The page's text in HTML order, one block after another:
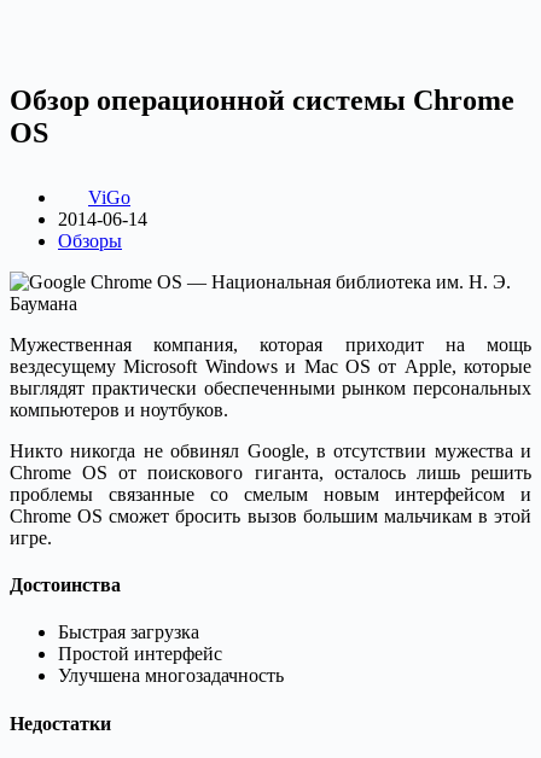
Обзор операционной системы Chrome
OS
ViGo
2014-06-14
Обзоры
Мужественная компания, которая приходит на мощь
вездесущему Microsoft Windows и Mac OS от Apple, которые
выглядят практически обеспеченными рынком персональных
компьютеров и ноутбуков.
Никто никогда не обвинял Google, в отсутствии мужества и
Chrome OS от поискового гиганта, осталось лишь решить
проблемы связанные со смелым новым интерфейсом и
Chrome OS сможет бросить вызов большим мальчикам в этой
игре.
Достоинства
Быстрая загрузка
Простой интерфейс
Улучшена многозадачность
Недостатки